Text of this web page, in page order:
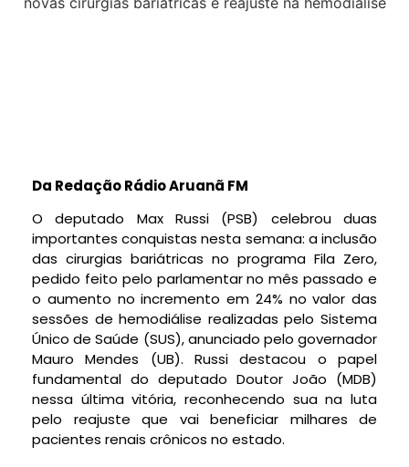
Da Redação Rádio Aruanã FM
O deputado Max Russi (PSB) celebrou duas
importantes conquistas nesta semana: a inclusão
das cirurgias bariátricas no programa Fila Zero,
pedido feito pelo parlamentar no mês passado e
o aumento no incremento em 24% no valor das
sessões de hemodiálise realizadas pelo Sistema
Único de Saúde (SUS), anunciado pelo governador
Mauro Mendes (UB). Russi destacou o papel
fundamental do deputado Doutor João (MDB)
nessa última vitória, reconhecendo sua na luta
pelo reajuste que vai beneficiar milhares de
pacientes renais crônicos no estado.